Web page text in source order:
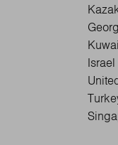
Israel